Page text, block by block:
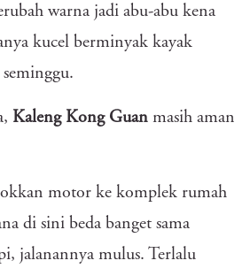
warna jadi abu-abu kena
kucel berminyak kayak
Kaleng Kong Guan masih aman
motor ke komplek rumah
di sini beda banget sama
jalanannya mulus. Terlalu